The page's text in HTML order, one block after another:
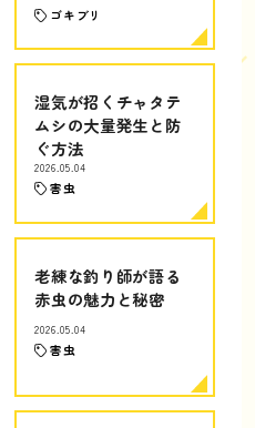
ゴキブリ
湿気が招くチャタテ
ムシの大量発生と防
ぐ方法
2026.05.04
害虫
老練な釣り師が語る
赤虫の魅力と秘密
2026.05.04
害虫